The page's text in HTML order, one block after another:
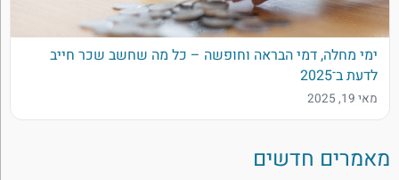
ימי מחלה, דמי הבראה וחופשה – כל מה שחשב שכר חייב
לדעת ב־2025
מאי 19, 2025
מאמרים חדשים